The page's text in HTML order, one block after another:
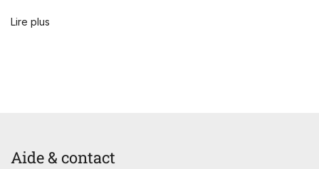
Lire plus
Aide & contact